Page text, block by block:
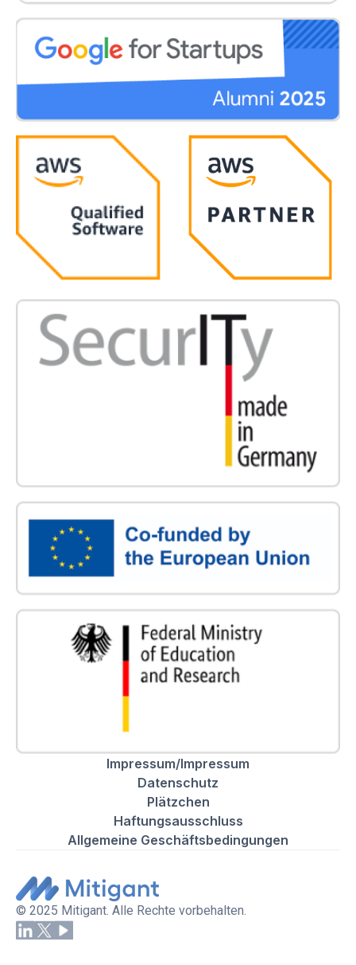
Impressum/Impressum
Datenschutz
Plätzchen
Haftungsausschluss
Allgemeine Geschäftsbedingungen
© 2025 Mitigant. Alle Rechte vorbehalten.